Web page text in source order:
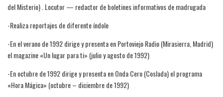
del Misterio) . Locutor — redactor de boletines informativos de madrugada
-Realiza reportajes de diferente índole
-En el verano de 1992 dirige y presenta en Portoviejo Radio (Mirasierra, Madrid)
el magazine «Un lugar para ti» (julio y agosto de 1992)
-En octubre de 1992 dirige y presenta en Onda Cero (Coslada) el programa
«Hora Mágica» (octubre – diciembre de 1992)